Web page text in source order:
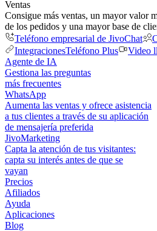
Ventas
Consigue más ventas, un mayor valor
de los pedidos y una mayor base de
Teléfono empresarial de JivoChat
IntegracionesTeléfono Plus Video
Agente de IA
Gestiona las preguntas
más frecuentes
WhatsApp
Aumenta las ventas y ofrece asistencia
a tus clientes a través de su aplicación
de mensajería preferida
JivoMarketing
Capta la atención de tus visitantes:
capta su interés antes de que se
vayan
Precios
Afiliados
Ayuda
Aplicaciones
Blog